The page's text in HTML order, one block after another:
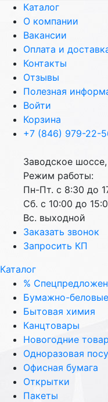
Каталог
О компании
Вакансии
Оплата и
Контакты
Отзывы
Полезная
Войти
Корзина
+7 (846) 979-22-
Заводское
Режим работы:
Пн-Пт. с 8:30 до
Сб. с 10:00 до
Вс. выходной
Заказать звонок
Запросить КП
Каталог
%
Бумажно-
Бытовая химия
Канцтовары
Новогодние
Одноразовая
Офисная бумага
Открытки
Пакеты